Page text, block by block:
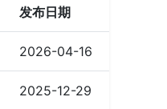
发布日期
2026-04-16
2025-12-29